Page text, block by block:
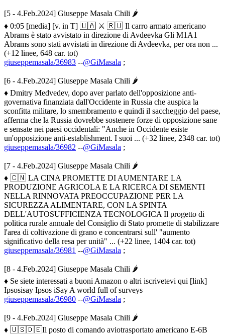
[5 - 4.Feb.2024] Giuseppe Masala Chili 🌶
♦ 0:05 [media] [v. in T] 🇺🇦 ⚔️ 🇷🇺 Il carro armato americano
Abrams è stato avvistato in direzione di Avdeevka Gli M1A1
Abrams sono stati avvistati in direzione di Avdeevka, per ora non ...
(+12 linee, 648 car. tot)
giuseppemasala/36983 --@GiMasala ;
[6 - 4.Feb.2024] Giuseppe Masala Chili 🌶
♦ Dmitry Medvedev, dopo aver parlato dell'opposizione anti-
governativa finanziata dall'Occidente in Russia che auspica la
sconfitta militare, lo smembramento e quindi il saccheggio del paese,
afferma che la Russia dovrebbe sostenere forze di opposizione sane
e sensate nei paesi occidentali: "Anche in Occidente esiste
un'opposizione anti-establishment. I suoi ... (+32 linee, 2348 car. tot)
giuseppemasala/36982 --@GiMasala ;
[7 - 4.Feb.2024] Giuseppe Masala Chili 🌶
♦ 🇨🇳 LA CINA PROMETTE DI AUMENTARE LA
PRODUZIONE AGRICOLA E LA RICERCA DI SEMENTI
NELLA RINNOVATA PREOCCUPAZIONE PER LA
SICUREZZA ALIMENTARE, CON LA SPINTA
DELL'AUTOSUFFICIENZA TECNOLOGICA Il progetto di
politica rurale annuale del Consiglio di Stato promette di stabilizzare
l'area di coltivazione di grano e concentrarsi sull' "aumento
significativo della resa per unità" ... (+22 linee, 1404 car. tot)
giuseppemasala/36981 --@GiMasala ;
[8 - 4.Feb.2024] Giuseppe Masala Chili 🌶
♦ Se siete interessati a buoni Amazon o altri iscrivetevi qui [link]
Ipsosisay Ipsos iSay A world full of surveys
giuseppemasala/36980 --@GiMasala ;
[9 - 4.Feb.2024] Giuseppe Masala Chili 🌶
♦ 🇺🇸🇩🇪Il posto di comando aviotrasportato americano E-6B